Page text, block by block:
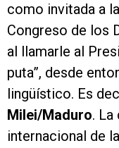
como invitada a
Congreso de los
al llamarle al
puta”, desde
lingüístico. Es
Milei/Maduro.
internacional de